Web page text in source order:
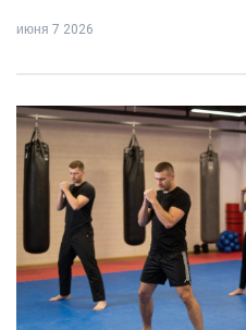
альтернативы.
июня 7 2026